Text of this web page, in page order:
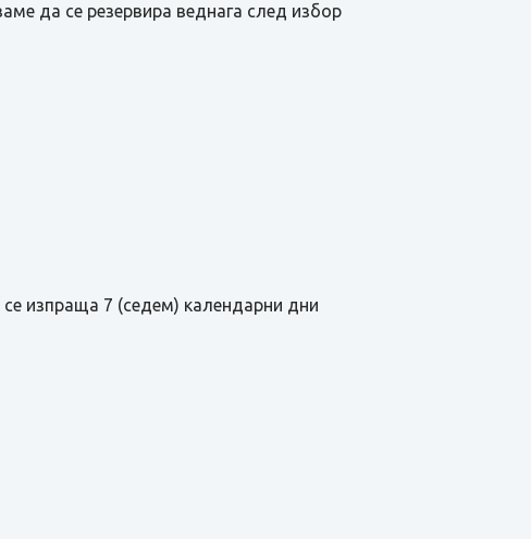
да се резервира веднага след избор
изпраща 7 (седем) календарни дни